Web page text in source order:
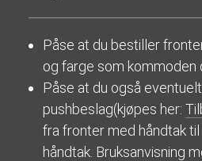
Påse at du bestiller
og farge som kommoden
Påse at du også
pushbeslag(kjøpes her:
fra fronter med håndtak
håndtak. Bruksanvisning